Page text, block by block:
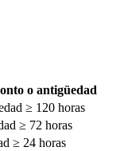
o antigüedad
≥ 120 horas
≥ 72 horas
≥ 24 horas